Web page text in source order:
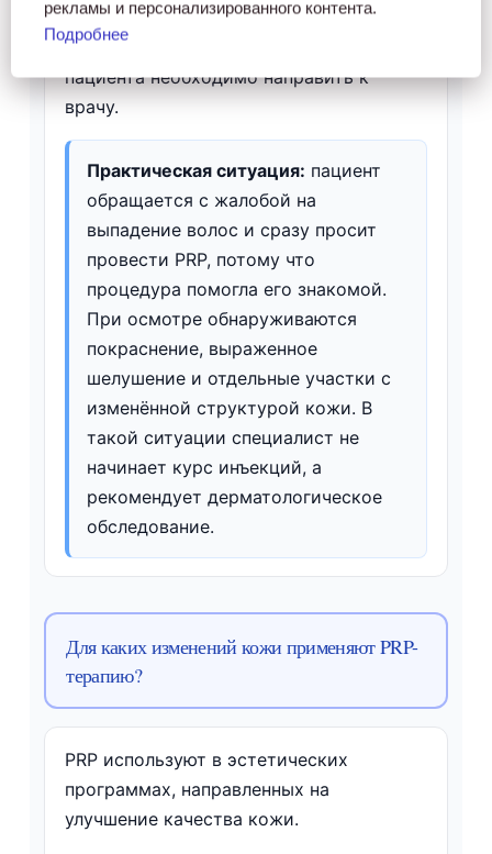
может приводить к необратимому
повреждению фолликулов, поэтому
пациента необходимо направить к
врачу.
Практическая ситуация: пациент
обращается с жалобой на
выпадение волос и сразу просит
провести PRP, потому что
процедура помогла его знакомой.
При осмотре обнаруживаются
покраснение, выраженное
шелушение и отдельные участки с
изменённой структурой кожи. В
такой ситуации специалист не
начинает курс инъекций, а
рекомендует дерматологическое
обследование.
Для каких изменений кожи применяют PRP-
терапию?
PRP используют в эстетических
программах, направленных на
улучшение качества кожи.
рекламы и персонализированного контента.
Подробнее